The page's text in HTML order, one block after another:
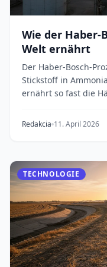
Wie der Haber-
Welt ernährt
Der Haber-Bosch-
Stickstoff in
ernährt so fast die
Redakcia 11. April 2026
TECHNOLOGIE